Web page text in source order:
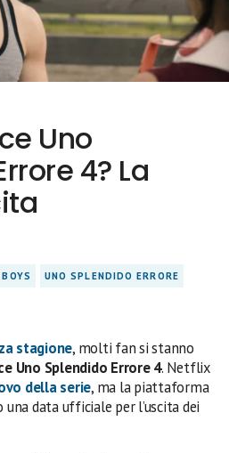
Uno
4? La
UNO SPLENDIDO ERRORE
stagione, molti fan si stanno
Uno Splendido Errore 4. Netflix
della serie, ma la piattaforma
data ufficiale per l’uscita dei